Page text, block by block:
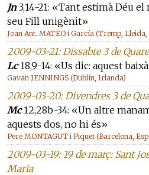
Jn3,14-21: «Tant estimà Déu
seu Fill unigènit»
Joan Ant. MATEO i García (Tremp, Lleida,
2009-03-21: Dissabte 3 de
Lc18,9-14: «Us dic: aquest
Gavan JENNINGS (Dublín, Irlanda)
2009-03-20: Divendres 3 de
Mc12,28b-34: «Un altre
aquests dos, no hi és»
Pere MONTAGUT i Piquet (Barcelona,
2009-03-19: 19 de març: Sant
Maria